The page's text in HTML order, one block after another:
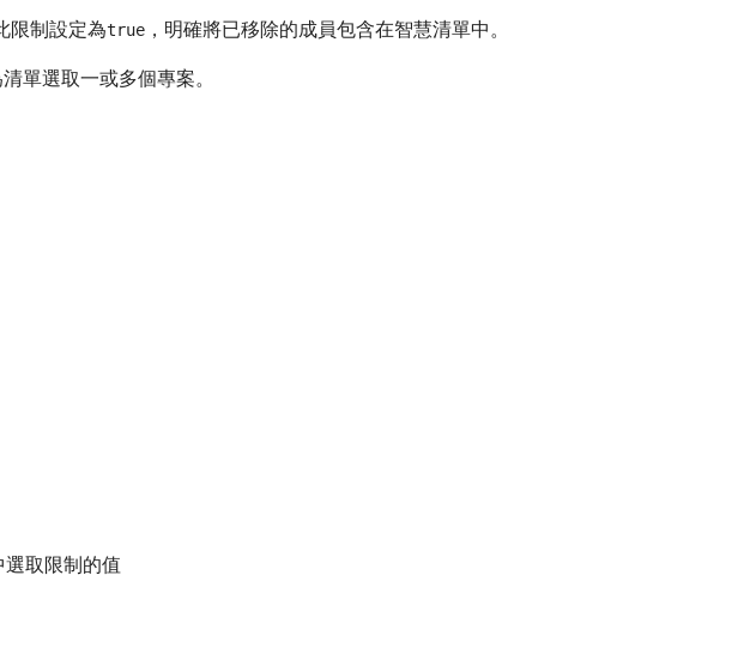
限制設定為true ，明確將已移除的成員包含在智慧清單中。
單選取一或多個專案。
選取限制的值